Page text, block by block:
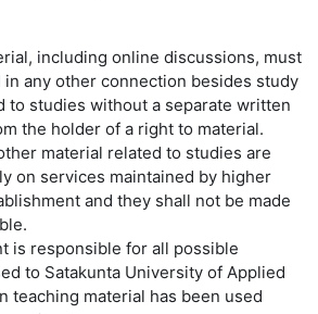
including online discussions, must
any other connection besides study
to studies without a separate written
the holder of a right to material.
material related to studies are
on services maintained by higher
and they shall not be made
is responsible for all possible
to Satakunta University of Applied
teaching material has been used